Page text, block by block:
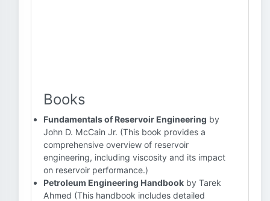
Books
Fundamentals of Reservoir Engineering by
John D. McCain Jr. (This book provides a
comprehensive overview of reservoir
engineering, including viscosity and its impact
on reservoir performance.)
Petroleum Engineering Handbook by Tarek
Ahmed (This handbook includes detailed